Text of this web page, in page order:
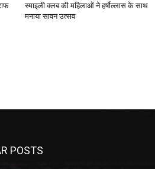
स्माइली क्लब की महिलाओं ने हर्षोल्लास के साथ
मनाया सावन उत्सव
POSTS